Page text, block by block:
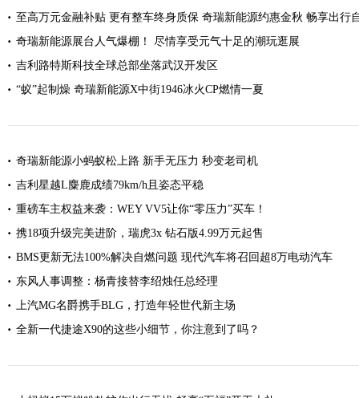
至高万元金融补贴 更有整车终身质保 奇瑞新能源约惠金秋 畅享出行
奇瑞新能源展台人气爆棚！ 尽情享受元气十足的潮玩逛展
吉利路特斯科技全球总部坐落武汉开发区
“蚁”起制燥 奇瑞新能源X中街1946冰火CP燃情一夏
奇瑞新能源小蚂蚁松上路 新手无压力 秒变老司机
吉利星越L麋鹿成绩79km/h且姿态平稳
重磅车主权益来袭：WEY VV5让你“零压力”买车！
携18项升级完美进阶，瑞虎3x 钻石版4.99万元起售
BMS更新无法100%解决自燃问题 现代汽车将召回超8万电动汽车
东风人事调整：杨青接替李绍烛任总经理
上汽MG名爵携手BLG，打造年轻世代新主场
全新一代捷途X90的这些小细节，你注意到了吗？